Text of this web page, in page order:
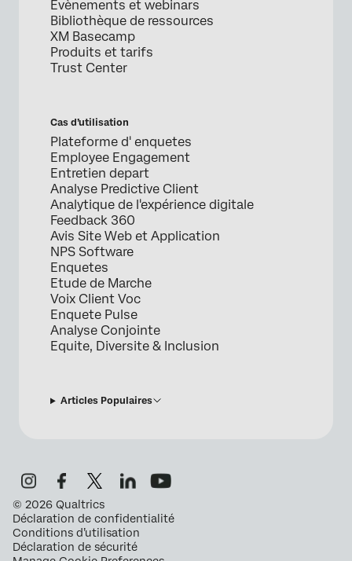
Évènements et webinars
Bibliothèque de ressources
XM Basecamp
Produits et tarifs
Trust Center
Cas d’utilisation
Plateforme d' enquetes
Employee Engagement
Entretien depart
Analyse Predictive Client
Analytique de l'expérience digitale
Feedback 360
Avis Site Web et Application
NPS Software
Enquetes
Etude de Marche
Voix Client Voc
Enquete Pulse
Analyse Conjointe
Equite, Diversite & Inclusion
Articles Populaires
© 2026 Qualtrics
Déclaration de confidentialité
Conditions d’utilisation
Déclaration de sécurité